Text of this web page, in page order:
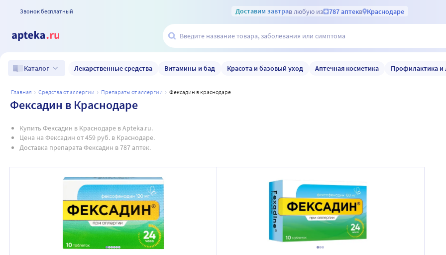
Звонок бесплатный Доставим завтрав любую из 787 аптекв Краснодаре
Каталог Лекарственные средства Витамины и бад Красота и базовый уход Аптечная косметика Профилактика и
главная средства от аллергии препараты от аллергии фексадин в краснодаре
Фексадин в Краснодаре
Купить Фексадин в Краснодаре в Apteka.ru.
Цена на Фексадин от 459 руб. в Краснодаре.
Доставка препарата Фексадин в 787 аптек.